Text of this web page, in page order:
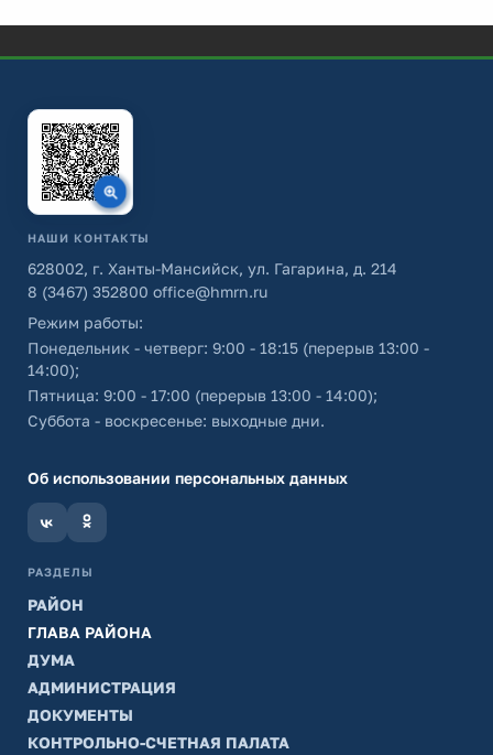
НАШИ КОНТАКТЫ
628002, г. Ханты-Мансийск, ул. Гагарина, д. 214
8 (3467) 352800 office@hmrn.ru
Режим работы:
Понедельник - четверг: 9:00 - 18:15 (перерыв 13:00 -
14:00);
Пятница: 9:00 - 17:00 (перерыв 13:00 - 14:00);
Суббота - воскресенье: выходные дни.
Об использовании персональных данных
РАЗДЕЛЫ
РАЙОН
ГЛАВА РАЙОНА
ДУМА
АДМИНИСТРАЦИЯ
ДОКУМЕНТЫ
КОНТРОЛЬНО-СЧЕТНАЯ ПАЛАТА